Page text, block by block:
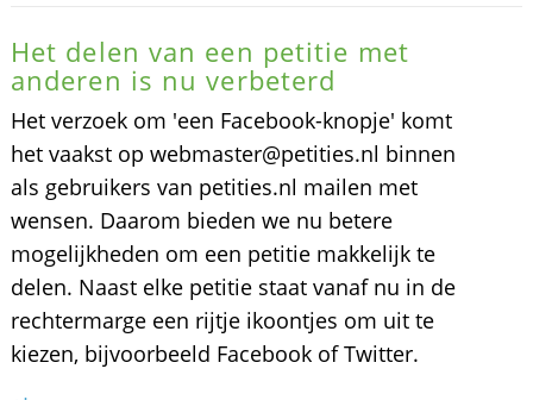
Het delen van een petitie met
anderen is nu verbeterd
Het verzoek om 'een Facebook-knopje' komt
het vaakst op webmaster@petities.nl binnen
als gebruikers van petities.nl mailen met
wensen. Daarom bieden we nu betere
mogelijkheden om een petitie makkelijk te
delen. Naast elke petitie staat vanaf nu in de
rechtermarge een rijtje ikoontjes om uit te
kiezen, bijvoorbeeld Facebook of Twitter.